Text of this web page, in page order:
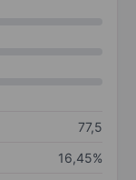
77,5
16,45%